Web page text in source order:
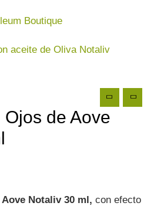
de Aove
Notaliv 30 ml, con efecto